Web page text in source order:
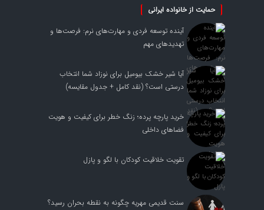
حمایت از خانواده ایرانی
آینده توسعه فردی و مهارت‌های نرم: فرصت‌ها و
تهدیدهای مهم
آیا شیر خشک بیومیل برای نوزاد شما انتخاب
درستی است؟ (نقد کامل + جدول مقایسه)
خرید پارچه پرده؛ زنگ خطر برای کیفیت و هویت
فضاهای داخلی
تقویت خلاقیت کودکان با لگو و پازل
سنت قدیمی مهریه چگونه به نقطه بحران رسید؟